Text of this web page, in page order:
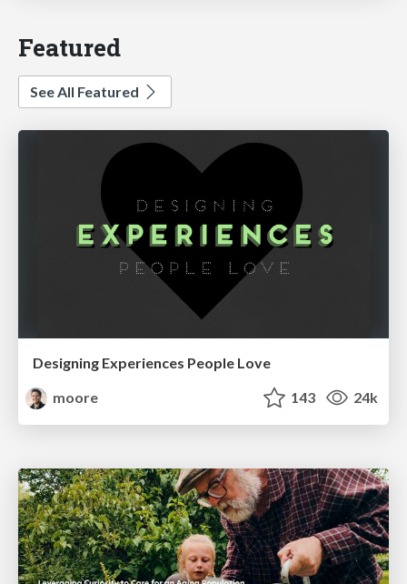
Featured
See All Featured
Designing Experiences People Love
moore
143 24k